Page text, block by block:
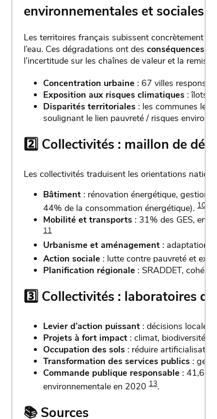
environnementales et sociales
Les territoires français subissent concrètement
l’eau. Ces dégradations ont des conséquences
l’incertitude sur les chaînes de valeur et la
Concentration urbaine : 67 villes
Exposition aux risques climatiques : îlots
Disparités territoriales : les communes les
soulignant le lien pauvreté / risques
2️⃣ Collectivités : maillon de
Les collectivités traduisent les orientations
Bâtiment : rénovation énergétique, gestion
44% de la consommation énergétique). 10
Mobilité et transports : 31% des GES,
11
Urbanisme et aménagement : adaptation
Action sociale : lutte contre pauvreté et
Planification régionale : SRADDET,
3️⃣ Collectivités : laboratoires
Levier d’action puissant : décisions
Projets à fort impact : climat, biodiversité,
Occupation des sols : réduire
Transformation des services publics :
Commande publique responsable : 41,6
environnementale en 2020 13.
📚 Sources